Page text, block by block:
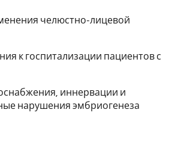
челюстно-лицевой
к госпитализации пациентов с
иннервации и
нарушения эмбриогенеза